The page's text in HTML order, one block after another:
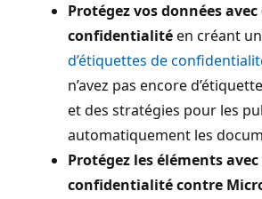
Protégez vos données
confidentialitéen créant
d’étiquettes de
n’avez pas encore
et des stratégies pour les
automatiquement les
Protégez les éléments
confidentialité contre